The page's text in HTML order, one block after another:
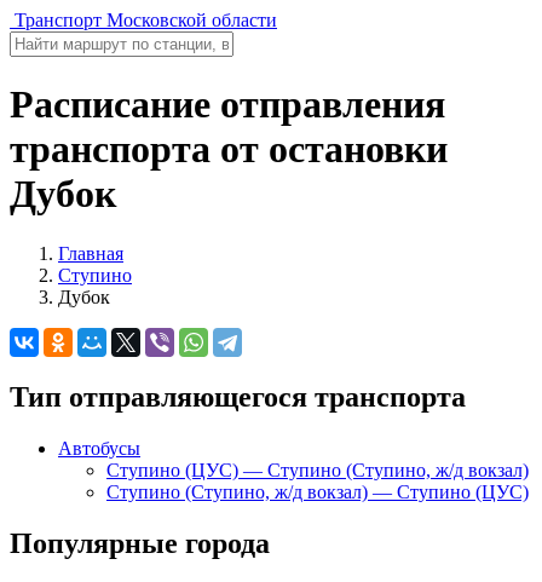
Транспорт Московской области
Расписание отправления
транспорта от остановки
Дубок
Главная
Ступино
Дубок
Тип отправляющегося транспорта
Автобусы
Ступино (ЦУС) — Ступино (Ступино, ж/д вокзал)
Ступино (Ступино, ж/д вокзал) — Ступино (ЦУС)
Популярные города